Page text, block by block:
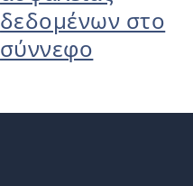
δεδομένων στο
σύννεφο